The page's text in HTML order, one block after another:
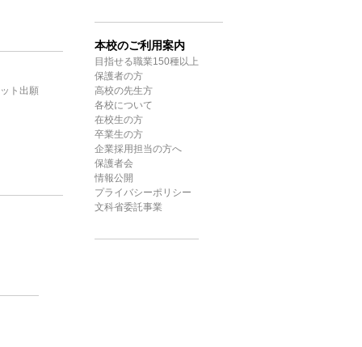
ト出願
本校のご利用案内
目指せる職業150種以上
保護者の方
高校の先生方
各校について
在校生の方
卒業生の方
企業採用担当の方へ
保護者会
情報公開
プライバシーポリシー
文科省委託事業